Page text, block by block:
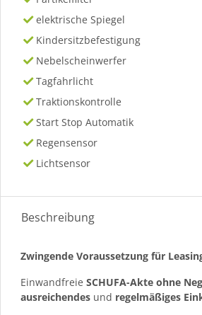
elektrische Spiegel
Kindersitzbefestigung
Nebelscheinwerfer
Tagfahrlicht
Traktionskontrolle
Start Stop Automatik
Regensensor
Lichtsensor
Beschreibung
Zwingende Voraussetzung für
Einwandfreie SCHUFA-Akte ohne
ausreichendes und regelmäßiges